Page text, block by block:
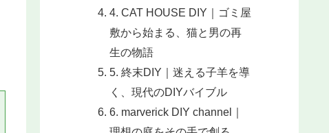
4. CAT HOUSE DIY｜ゴミ屋
敷から始まる、猫と男の再
生の物語
5. 終末DIY｜迷える子羊を導
く、現代のDIYバイブル
6. marverick DIY channel｜